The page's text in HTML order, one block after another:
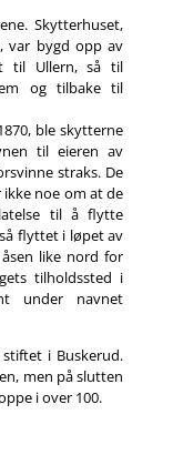
Skytterhuset,
var bygd opp av
til Ullern, så til
og tilbake til
ble skytterne
til eieren av
straks. De
noe om at de
til å flytte
flyttet i løpet av
like nord for
tilholdssted i
under navnet
i Buskerud.
men på slutten
i over 100.